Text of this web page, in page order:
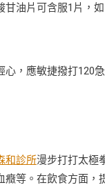
油片可含服1片，
應敏捷撥打120急
和診所漫步打打太極
等。在飲食方面，